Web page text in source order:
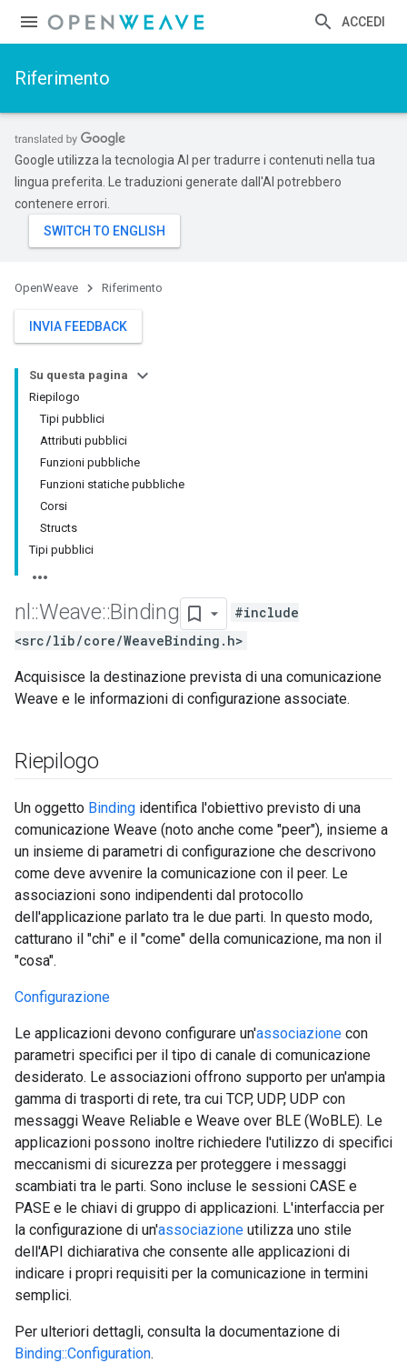
ACCEDI
Riferimento
Google utilizza la tecnologia AI per tradurre i contenuti nella tua
lingua preferita. Le traduzioni generate dall'AI potrebbero
contenere errori.
OpenWeave Riferimento
INVIA FEEDBACK
Su questa pagina
Riepilogo
Tipi pubblici
Attributi pubblici
Funzioni pubbliche
Funzioni statiche pubbliche
Corsi
Structs
Tipi pubblici
nl ::Weave::Binding
#include
<src/lib/core/WeaveBinding.h>
Acquisisce la destinazione prevista di una comunicazione
Weave e le informazioni di configurazione associate.
Riepilogo
Un oggetto Binding identifica l'obiettivo previsto di una
comunicazione Weave (noto anche come "peer"), insieme a
un insieme di parametri di configurazione che descrivono
come deve avvenire la comunicazione con il peer. Le
associazioni sono indipendenti dal protocollo
dell'applicazione parlato tra le due parti. In questo modo,
catturano il "chi" e il "come" della comunicazione, ma non il
"cosa".
Configurazione
Le applicazioni devono configurare un'associazione con
parametri specifici per il tipo di canale di comunicazione
desiderato. Le associazioni offrono supporto per un'ampia
gamma di trasporti di rete, tra cui TCP, UDP, UDP con
messaggi Weave Reliable e Weave over BLE (WoBLE). Le
applicazioni possono inoltre richiedere l'utilizzo di specifici
meccanismi di sicurezza per proteggere i messaggi
scambiati tra le parti. Sono incluse le sessioni CASE e
PASE e le chiavi di gruppo di applicazioni. L'interfaccia per
la configurazione di un'associazione utilizza uno stile
dell'API dichiarativa che consente alle applicazioni di
indicare i propri requisiti per la comunicazione in termini
semplici.
Per ulteriori dettagli, consulta la documentazione di
Binding::Configuration.